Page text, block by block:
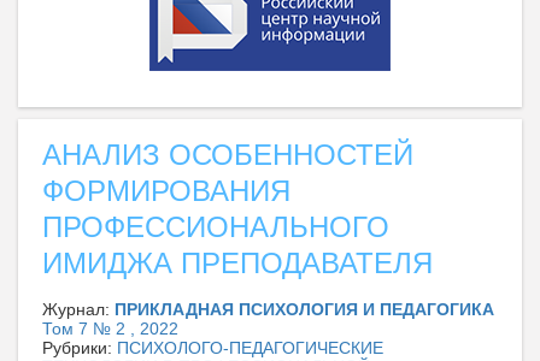
АНАЛИЗ ОСОБЕННОСТЕЙ
ФОРМИРОВАНИЯ
ПРОФЕССИОНАЛЬНОГО
ИМИДЖА ПРЕПОДАВАТЕЛЯ
Журнал: ПРИКЛАДНАЯ ПСИХОЛОГИЯ И ПЕДАГОГИКА
Том 7 № 2 , 2022
Рубрики: ПСИХОЛОГО-ПЕДАГОГИЧЕСКИЕ